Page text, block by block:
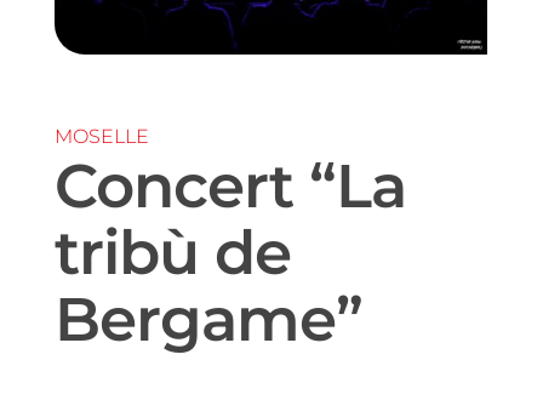
MOSELLE
Concert “La
tribù de
Bergame”